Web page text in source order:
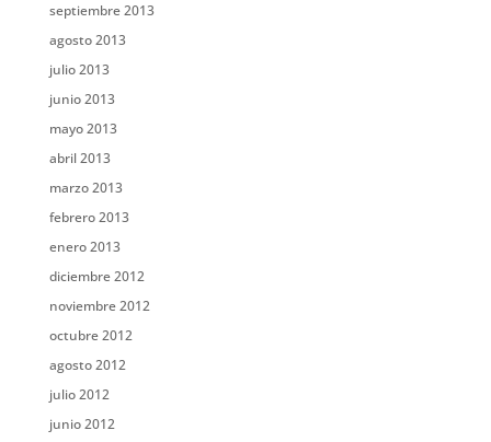
septiembre 2013
agosto 2013
julio 2013
junio 2013
mayo 2013
abril 2013
marzo 2013
febrero 2013
enero 2013
diciembre 2012
noviembre 2012
octubre 2012
agosto 2012
julio 2012
junio 2012